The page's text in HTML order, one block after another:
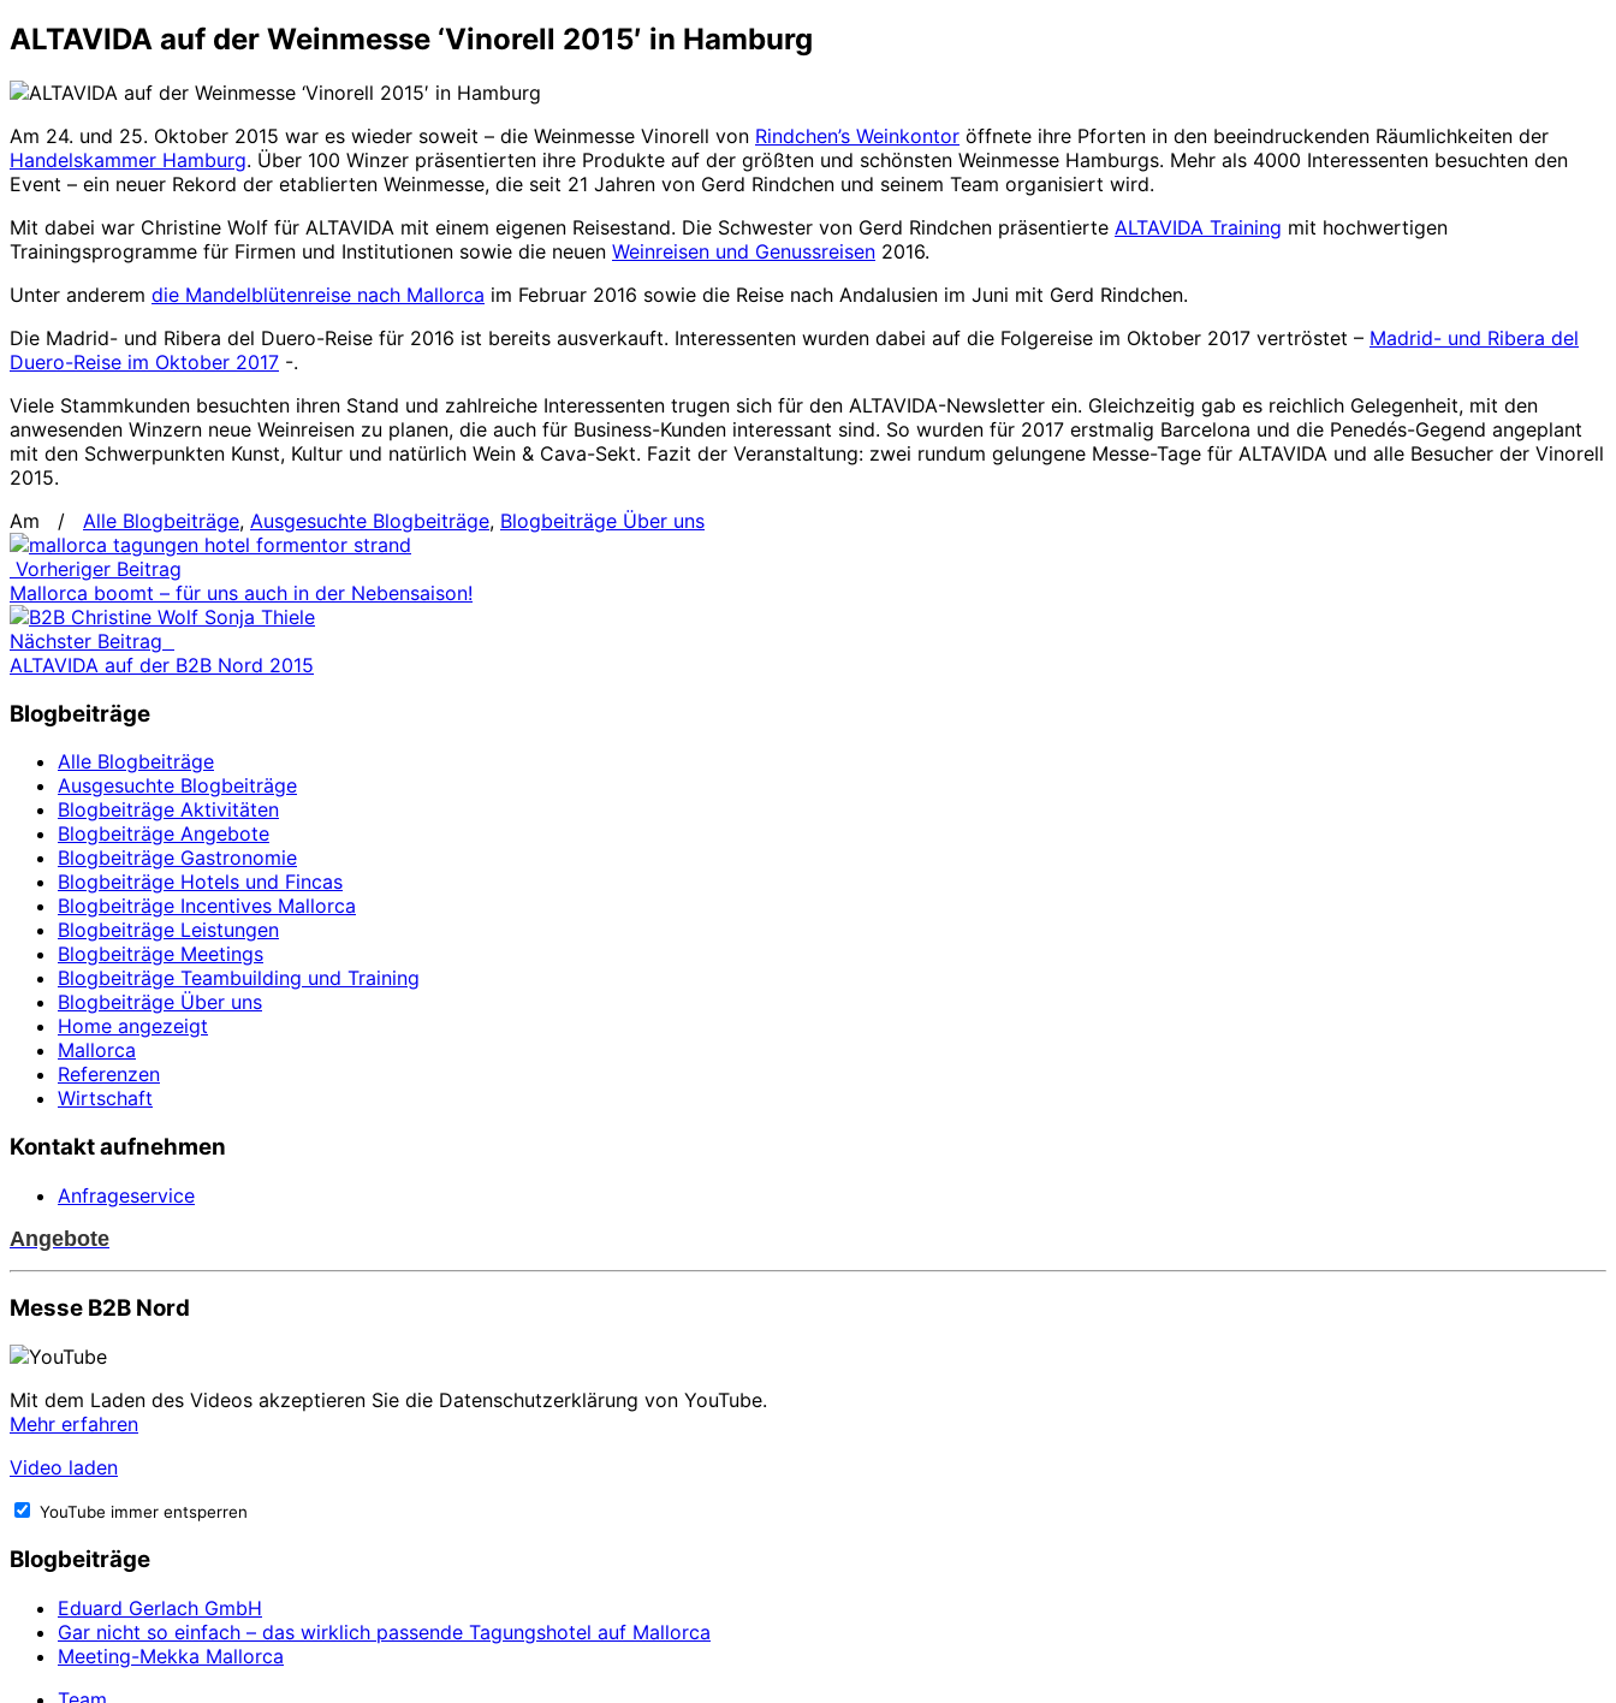
ALTAVIDA auf der Weinmesse ‘Vinorell 2015′ in Hamburg
Am 24. und 25. Oktober 2015 war es wieder soweit – die Weinmesse Vinorell von Rindchen’s Weinkontor öffnete ihre Pforten in den beeindruckenden Räumlichkeiten der
Handelskammer Hamburg. Über 100 Winzer präsentierten ihre Produkte auf der größten und schönsten Weinmesse Hamburgs. Mehr als 4000 Interessenten besuchten den
Event – ein neuer Rekord der etablierten Weinmesse, die seit 21 Jahren von Gerd Rindchen und seinem Team organisiert wird.
Mit dabei war Christine Wolf für ALTAVIDA mit einem eigenen Reisestand. Die Schwester von Gerd Rindchen präsentierte ALTAVIDA Training mit hochwertigen
Trainingsprogramme für Firmen und Institutionen sowie die neuen Weinreisen und Genussreisen 2016.
Unter anderem die Mandelblütenreise nach Mallorca im Februar 2016 sowie die Reise nach Andalusien im Juni mit Gerd Rindchen.
Die Madrid- und Ribera del Duero-Reise für 2016 ist bereits ausverkauft. Interessenten wurden dabei auf die Folgereise im Oktober 2017 vertröstet – Madrid- und Ribera del
Duero-Reise im Oktober 2017 -.
Viele Stammkunden besuchten ihren Stand und zahlreiche Interessenten trugen sich für den ALTAVIDA-Newsletter ein. Gleichzeitig gab es reichlich Gelegenheit, mit den
anwesenden Winzern neue Weinreisen zu planen, die auch für Business-Kunden interessant sind. So wurden für 2017 erstmalig Barcelona und die Penedés-Gegend angeplant
mit den Schwerpunkten Kunst, Kultur und natürlich Wein & Cava-Sekt. Fazit der Veranstaltung: zwei rundum gelungene Messe-Tage für ALTAVIDA und alle Besucher der Vinorell
2015.
Am
/ Alle Blogbeiträge, Ausgesuchte Blogbeiträge, Blogbeiträge Über uns
Vorheriger Beitrag
Mallorca boomt – für uns auch in der Nebensaison!
Nächster Beitrag
ALTAVIDA auf der B2B Nord 2015
Blogbeiträge
Alle Blogbeiträge
Ausgesuchte Blogbeiträge
Blogbeiträge Aktivitäten
Blogbeiträge Angebote
Blogbeiträge Gastronomie
Blogbeiträge Hotels und Fincas
Blogbeiträge Incentives Mallorca
Blogbeiträge Leistungen
Blogbeiträge Meetings
Blogbeiträge Teambuilding und Training
Blogbeiträge Über uns
Home angezeigt
Mallorca
Referenzen
Wirtschaft
Kontakt aufnehmen
Anfrageservice
Angebote
Messe B2B Nord
Mit dem Laden des Videos akzeptieren Sie die Datenschutzerklärung von YouTube.
Mehr erfahren
Video laden
YouTube immer entsperren
Blogbeiträge
Eduard Gerlach GmbH
Gar nicht so einfach – das wirklich passende Tagungshotel auf Mallorca
Meeting-Mekka Mallorca